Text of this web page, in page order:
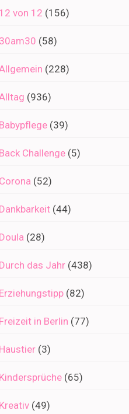
12 von 12 (156)
30am30 (58)
(228)
(936)
Babypflege (39)
Back Challenge (5)
Corona (52)
Dankbarkeit (44)
Doula (28)
Durch das Jahr (438)
Erziehungstipp (82)
Freizeit in Berlin (77)
Haustier (3)
Kindersprüche (65)
Kreativ (49)